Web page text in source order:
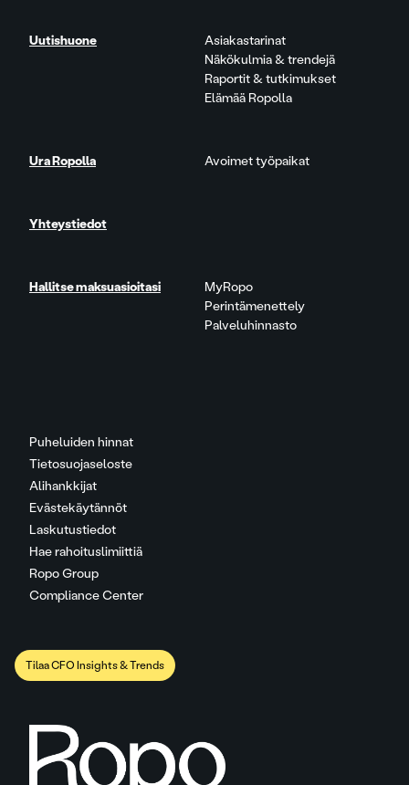
Puheluiden hinnat
Tietosuojaseloste
Alihankkijat
Evästekäytännöt
Laskutustiedot
Hae rahoituslimiittiä
Ropo Group
Compliance Center
Uutishuone
Asiakastarinat
Näkökulmia & trendejä
Raportit & tutkimukset
Elämää Ropolla
Ura Ropolla Avoimet työpaikat
Yhteystiedot
Hallitse maksuasioitasi
MyRopo
Perintämenettely
Palveluhinnasto
Tilaa CFO Insights & Trends